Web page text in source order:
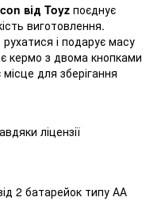
від Toyz поєднує
виготовлення.
і подарує масу
кермо з двома кнопками
для зберігання
ліцензії
2 батарейок типу АА